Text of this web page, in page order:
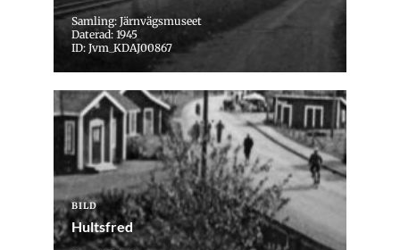
Samling: Järnvägsmuseet
Daterad: 1945
ID: Jvm_KDAJ00867
BILD
Hultsfred